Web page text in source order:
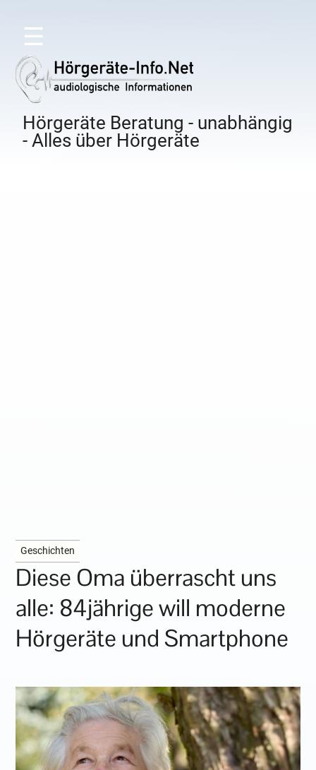
☰
Hörgeräte Beratung - unabhängig
- Alles über Hörgeräte
Geschichten
Diese Oma überrascht uns
alle: 84jährige will moderne
Hörgeräte und Smartphone